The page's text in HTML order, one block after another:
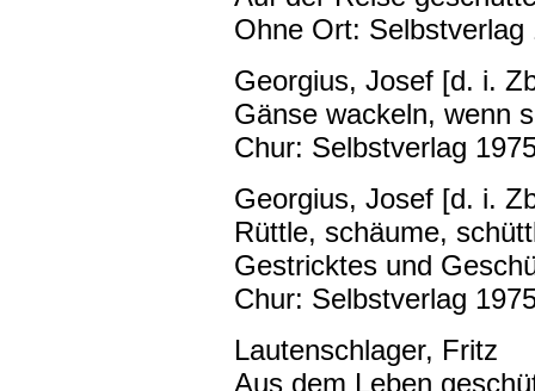
Ohne Ort: Selbstverlag
Georgius, Josef [d. i.
Gänse wackeln, wenn
Chur: Selbstverlag
Georgius, Josef [d. i.
Rüttle, schäume,
Gestricktes und
Chur: Selbstverlag
Lautenschlager, Fritz
Aus dem Leben